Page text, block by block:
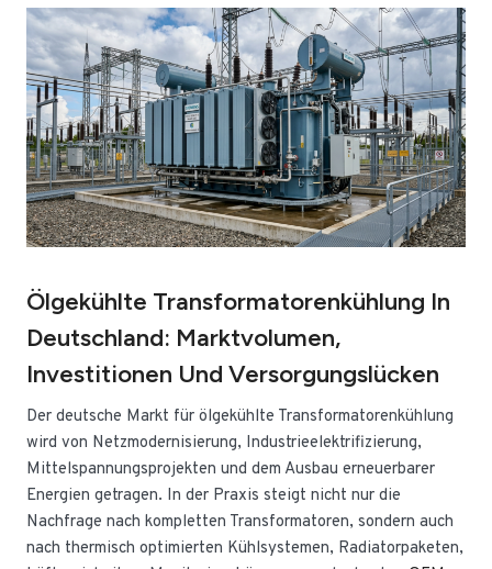
Ölgekühlte Transformatorenkühlung In
Deutschland: Marktvolumen,
Investitionen Und Versorgungslücken
Der deutsche Markt für ölgekühlte Transformatorenkühlung
wird von Netzmodernisierung, Industrieelektrifizierung,
Mittelspannungsprojekten und dem Ausbau erneuerbarer
Energien getragen. In der Praxis steigt nicht nur die
Nachfrage nach kompletten Transformatoren, sondern auch
nach thermisch optimierten Kühlsystemen, Radiatorpaketen,